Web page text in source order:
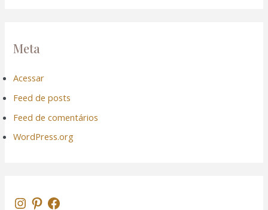
Meta
Acessar
Feed de posts
Feed de comentários
WordPress.org